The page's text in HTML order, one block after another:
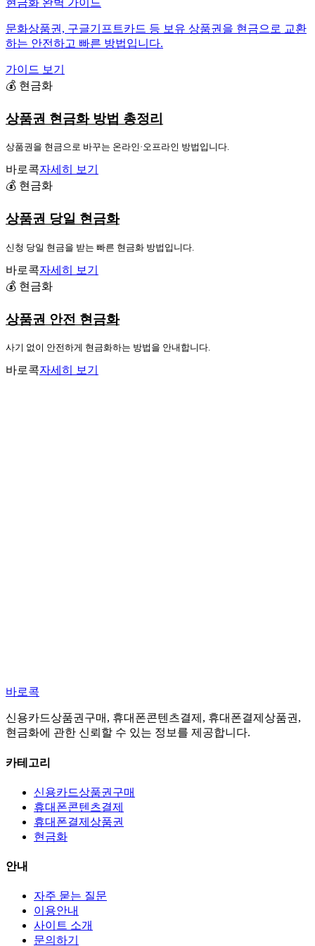
현금화 완벽 가이드
문화상품권, 구글기프트카드 등 보유 상품권을 현금으로 교환
하는 안전하고 빠른 방법입니다.
가이드 보기
💰 현금화
상품권 현금화 방법 총정리
상품권을 현금으로 바꾸는 온라인·오프라인 방법입니다.
바로콕자세히 보기
💰 현금화
상품권 당일 현금화
신청 당일 현금을 받는 빠른 현금화 방법입니다.
바로콕자세히 보기
💰 현금화
상품권 안전 현금화
사기 없이 안전하게 현금화하는 방법을 안내합니다.
바로콕자세히 보기
바로콕
신용카드상품권구매, 휴대폰콘텐츠결제, 휴대폰결제상품권,
현금화에 관한 신뢰할 수 있는 정보를 제공합니다.
카테고리
신용카드상품권구매
휴대폰콘텐츠결제
휴대폰결제상품권
현금화
안내
자주 묻는 질문
이용안내
사이트 소개
문의하기